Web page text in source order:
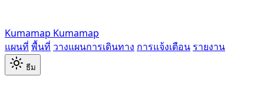
Kumamap Kumamap
แผนที่ พื้นที่ วางแผนการเดินทาง การแจ้งเตือน รายงาน
ธีม